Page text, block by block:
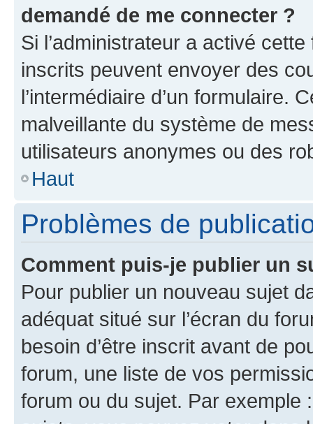
demandé de me connecter ?
Si l’administrateur a activé
inscrits peuvent envoyer des
l’intermédiaire d’un formulaire.
malveillante du système de
utilisateurs anonymes ou des
Haut
Problèmes de
Comment puis-je publier un
Pour publier un nouveau sujet
adéquat situé sur l’écran du
besoin d’être inscrit avant de
forum, une liste de vos
forum ou du sujet. Par exemple